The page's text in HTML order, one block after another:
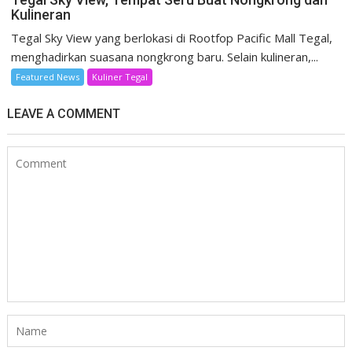
Kulineran
Tegal Sky View yang berlokasi di Rootfop Pacific Mall Tegal,
menghadirkan suasana nongkrong baru. Selain kulineran,...
Featured News Kuliner Tegal
LEAVE A COMMENT